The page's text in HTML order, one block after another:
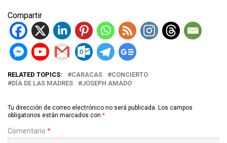
Compartir
RELATED TOPICS: CARACAS
CONCIERTO
DÍA DE LAS MADRES
JOSEPH AMADO
Tu dirección de correo electrónico no será publicada. Los campos
obligatorios están marcados con *
Comentario *